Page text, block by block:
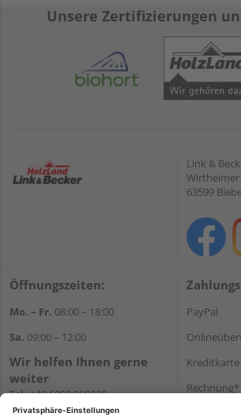
Unsere Zertifizierungen
Link &
Wirtheimer
63599
Öffnungszeiten:
Mo. – Fr. 08:00 – 18:00
Sa. 09:00 – 12:00
Wir helfen Ihnen gerne
weiter
Tel.:+49 6050 908030
E-Mail:shop@holzland-
PayPal
Kreditkarte
Rechnung*